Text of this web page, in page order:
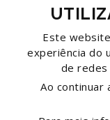
Redes Sociais
Siga-nos no
Este
experiência do
de redes
Ao continuar